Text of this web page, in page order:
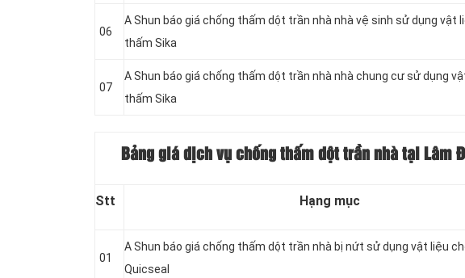
06
A Shun báo giá chống thấm dột trần nhà nhà vệ sinh sử dụng vật
thấm Sika
07
A Shun báo giá chống thấm dột trần nhà nhà chung cư sử dụng
thấm Sika
Bảng giá dịch vụ chống thấm dột trần nhà tại Lâm
Stt Hạng mục
01
A Shun báo giá chống thấm dột trần nhà bị nứt sử dụng vật liệu
Quicseal